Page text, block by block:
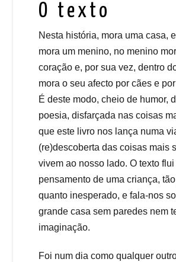
O texto
Nesta história, mora uma casa,
mora um menino, no menino
coração e, por sua vez, dentro
mora o seu afecto por cães e
É deste modo, cheio de humor,
poesia, disfarçada nas coisas
que este livro nos lança numa
(re)descoberta das coisas mais
vivem ao nosso lado. O texto
pensamento de uma criança,
quanto inesperado, e fala-nos
grande casa sem paredes nem
imaginação.
Foi num dia como qualquer